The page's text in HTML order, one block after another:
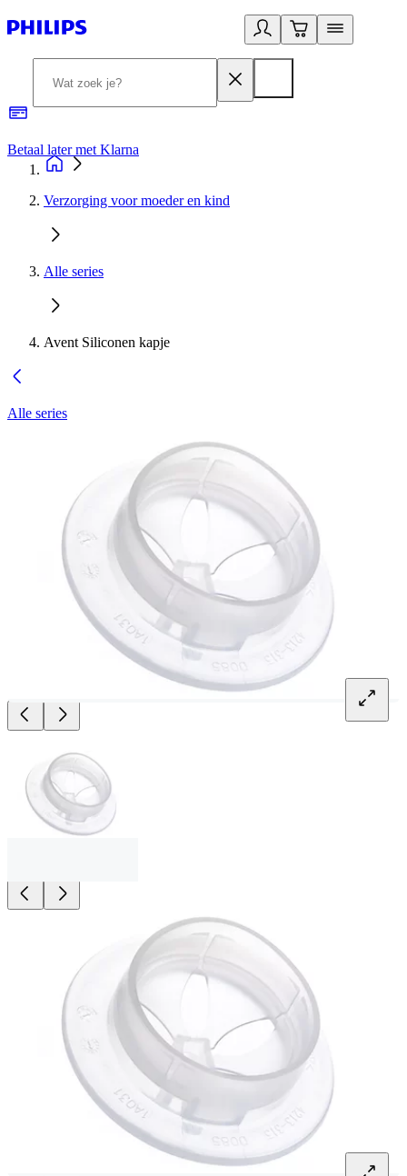
Betaal later met Klarna
Verzorging voor moeder en kind
Alle series
Avent Siliconen kapje
Alle series